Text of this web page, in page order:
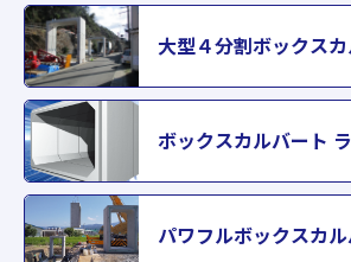
大型４分割ボックス
ボックスカルバート
パワフルボックスカ